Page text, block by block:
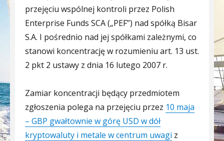
przejęciu wspólnej kontroli przez Polish
Enterprise Funds SCA („PEF”) nad spółką Bisar
S.A. I pośrednio nad jej spółkami zależnymi, co
stanowi koncentrację w rozumieniu art. 13 ust.
2 pkt 2 ustawy z dnia 16 lutego 2007 r.
Zamiar koncentracji będący przedmiotem
zgłoszenia polega na przejęciu przez 10 maja
– GBP gwałtownie w górę USD w dół
kryptowaluty i metale w centrum uwagi z